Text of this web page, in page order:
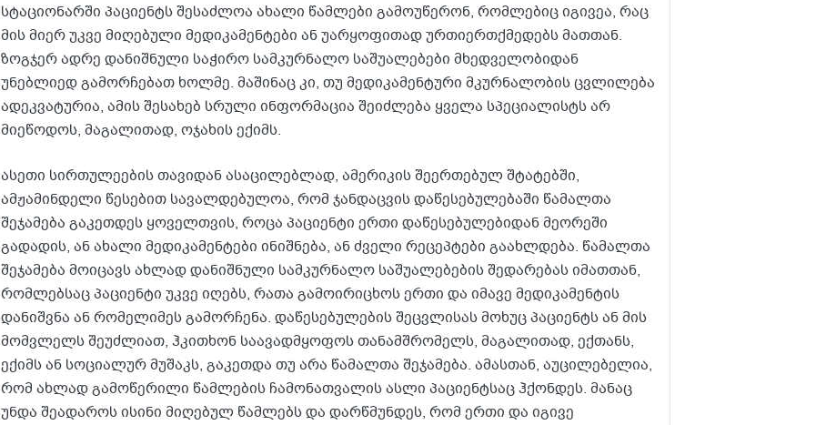
სტაციონარში პაციენტს შესაძლოა ახალი წამლები გამოუწერონ, რომლებიც იგივეა, რაც
მის მიერ უკვე მიღებული მედიკამენტები ან უარყოფითად ურთიერთქმედებს მათთან.
ზოგჯერ ადრე დანიშნული საჭირო სამკურნალო საშუალებები მხედველობიდან
უნებლიედ გამორჩებათ ხოლმე. მაშინაც კი, თუ მედიკამენტური მკურნალობის ცვლილება
ადეკვატურია, ამის შესახებ სრული ინფორმაცია შეიძლება ყველა სპეციალისტს არ
მიეწოდოს, მაგალითად, ოჯახის ექიმს.
ასეთი სირთულეების თავიდან ასაცილებლად, ამერიკის შეერთებულ შტატებში,
ამჟამინდელი წესებით სავალდებულოა, რომ ჯანდაცვის დაწესებულებაში წამალთა
შეჯამება გაკეთდეს ყოველთვის, როცა პაციენტი ერთი დაწესებულებიდან მეორეში
გადადის, ან ახალი მედიკამენტები ინიშნება, ან ძველი რეცეპტები გაახლდება. წამალთა
შეჯამება მოიცავს ახლად დანიშნული სამკურნალო საშუალებების შედარებას იმათთან,
რომლებსაც პაციენტი უკვე იღებს, რათა გამოირიცხოს ერთი და იმავე მედიკამენტის
დანიშვნა ან რომელიმეს გამორჩენა. დაწესებულების შეცვლისას მოხუც პაციენტს ან მის
მომვლელს შეუძლიათ, ჰკითხონ საავადმყოფოს თანამშრომელს, მაგალითად, ექთანს,
ექიმს ან სოციალურ მუშაკს, გაკეთდა თუ არა წამალთა შეჯამება. ამასთან, აუცილებელია,
რომ ახლად გამოწერილი წამლების ჩამონათვალის ასლი პაციენტსაც ჰქონდეს. მანაც
უნდა შეადაროს ისინი მიღებულ წამლებს და დარწმუნდეს, რომ ერთი და იგივე